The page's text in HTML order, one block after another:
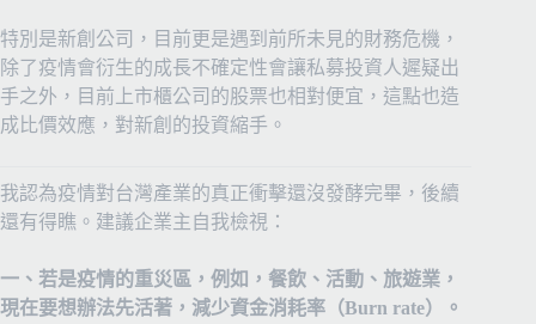
特別是新創公司，目前更是遇到前所未見的財務危機，
除了疫情會衍生的成長不確定性會讓私募投資人遲疑出
手之外，目前上市櫃公司的股票也相對便宜，這點也造
成比價效應，對新創的投資縮手。
我認為疫情對台灣產業的真正衝擊還沒發酵完畢，後續
還有得瞧。建議企業主自我檢視：
一、若是疫情的重災區，例如，餐飲、活動、旅遊業，
現在要想辦法先活著，減少資金消耗率（Burn rate）。